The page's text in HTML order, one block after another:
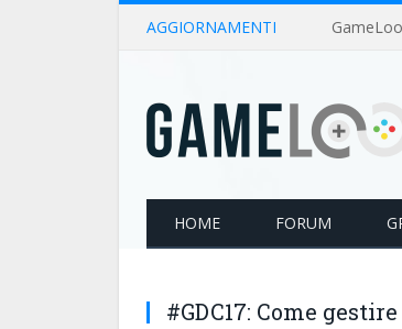
AGGIORNAMENTI
HOME FORUM
#GDC17: Come